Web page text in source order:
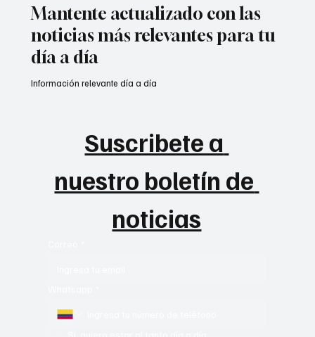
Mantente actualizado con las
noticias más relevantes para tu
día a día
Suscribete a
nuestro boletín de
noticias
Información relevante día a día